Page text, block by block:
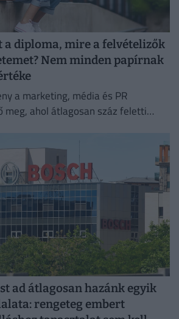
a diploma, mire a felvételizők
Nem minden papírnak
a marketing, média és PR
ahol átlagosan száz feletti
ad átlagosan hazánk egyik
rengeteg embert